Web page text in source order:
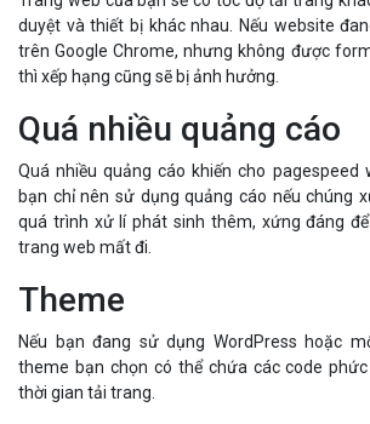
duyệt và thiết bị khác nhau. Nếu website
trên Google Chrome, nhưng không được
thì xếp hạng cũng sẽ bị ảnh hưởng.
Quá nhiều quảng cáo
Quá nhiều quảng cáo khiến cho pagespeed
bạn chỉ nên sử dụng quảng cáo nếu chúng
quá trình xử lí phát sinh thêm, xứng đáng
trang web mất đi.
Theme
Nếu bạn đang sử dụng WordPress hoặc
theme bạn chọn có thể chứa các code
thời gian tải trang.